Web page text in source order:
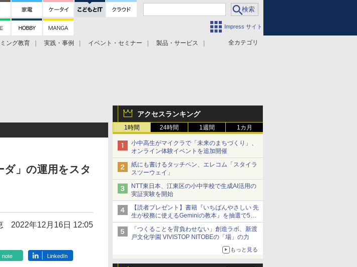
Impress サイト
全カテゴリ
ング教育 実践・事例 イベント・セミナー 製品・サービス
アクセスランキング
1時間 24時間 1週間 1カ月
小中高生がマイクラで「未来のまちづくり」、
オンライン体験イベントを追加開催
紙にも書けるタッチペン、エレコム「スタイラ
スツーウェイ」
NTT東日本、江東区の小中学校で生成AI活用の
実証実験を開始
【読者プレゼント】書籍『いちばんやさしい 先
生が校務に使えるGeminiの教本』を抽選で5名
様にプレゼント ――応募締切は2026年8月12
日（水）まで
「つくることを背負わせない」創造ラボ、新渡
戸文化学園 VIVISTOP NITOBEの「場」の力
もっと見る
」の運用をスタ
2022年12月16日 12:05
note LinkedIn